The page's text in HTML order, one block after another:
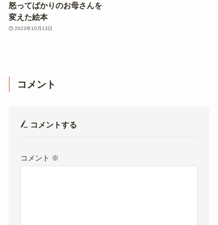
怒ってばかりのお母さんを
変えた絵本
2023年10月13日
コメント
コメントする
コメント ※